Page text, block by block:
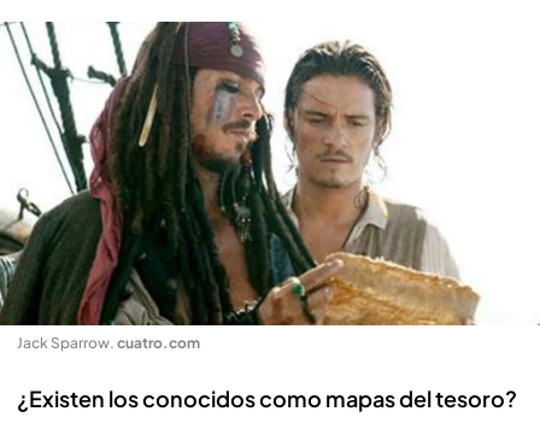
Jack Sparrow. cuatro.com
¿Existen los conocidos como mapas del tesoro?